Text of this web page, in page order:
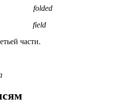
folded
field
части.